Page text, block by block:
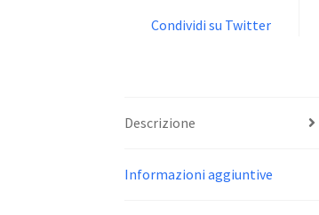
Condividi su Twitter
Descrizione
Informazioni aggiuntive